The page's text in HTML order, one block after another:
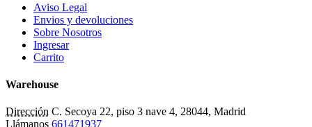
Aviso Legal
Envios y devoluciones
Sobre Nosotros
Ingresar
Carrito
Warehouse
Dirección C. Secoya 22, piso 3 nave 4, 28044, Madrid
Llámanos 661471937